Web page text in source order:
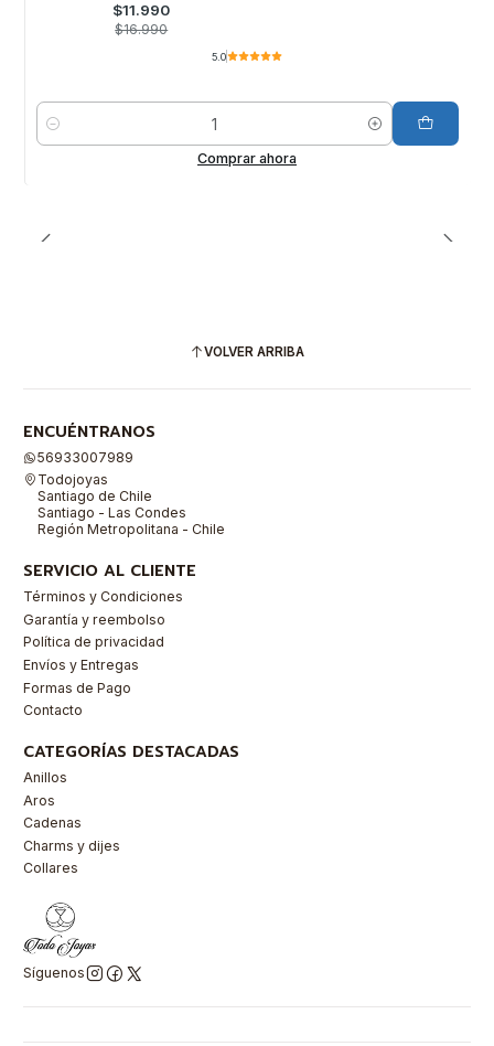
$11.990
$16.990
5.0
Cantidad
Comprar ahora
VOLVER ARRIBA
ENCUÉNTRANOS
56933007989
Todojoyas
Santiago de Chile
Santiago - Las Condes
Región Metropolitana - Chile
SERVICIO AL CLIENTE
Términos y Condiciones
Garantía y reembolso
Política de privacidad
Envíos y Entregas
Formas de Pago
Contacto
CATEGORÍAS DESTACADAS
Anillos
Aros
Cadenas
Charms y dijes
Collares
Síguenos